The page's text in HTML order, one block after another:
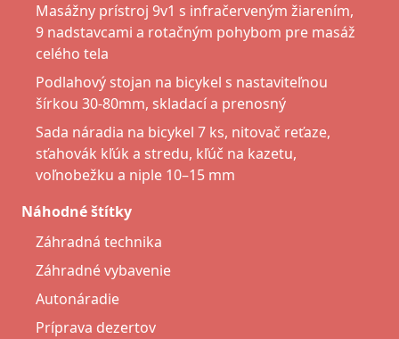
Masážny prístroj 9v1 s infračerveným žiarením,
9 nadstavcami a rotačným pohybom pre masáž
celého tela
Podlahový stojan na bicykel s nastaviteľnou
šírkou 30-80mm, skladací a prenosný
Sada náradia na bicykel 7 ks, nitovač reťaze,
sťahovák kľúk a stredu, kľúč na kazetu,
voľnobežku a niple 10–15 mm
Náhodné štítky
Záhradná technika
Záhradné vybavenie
Autonáradie
Príprava dezertov